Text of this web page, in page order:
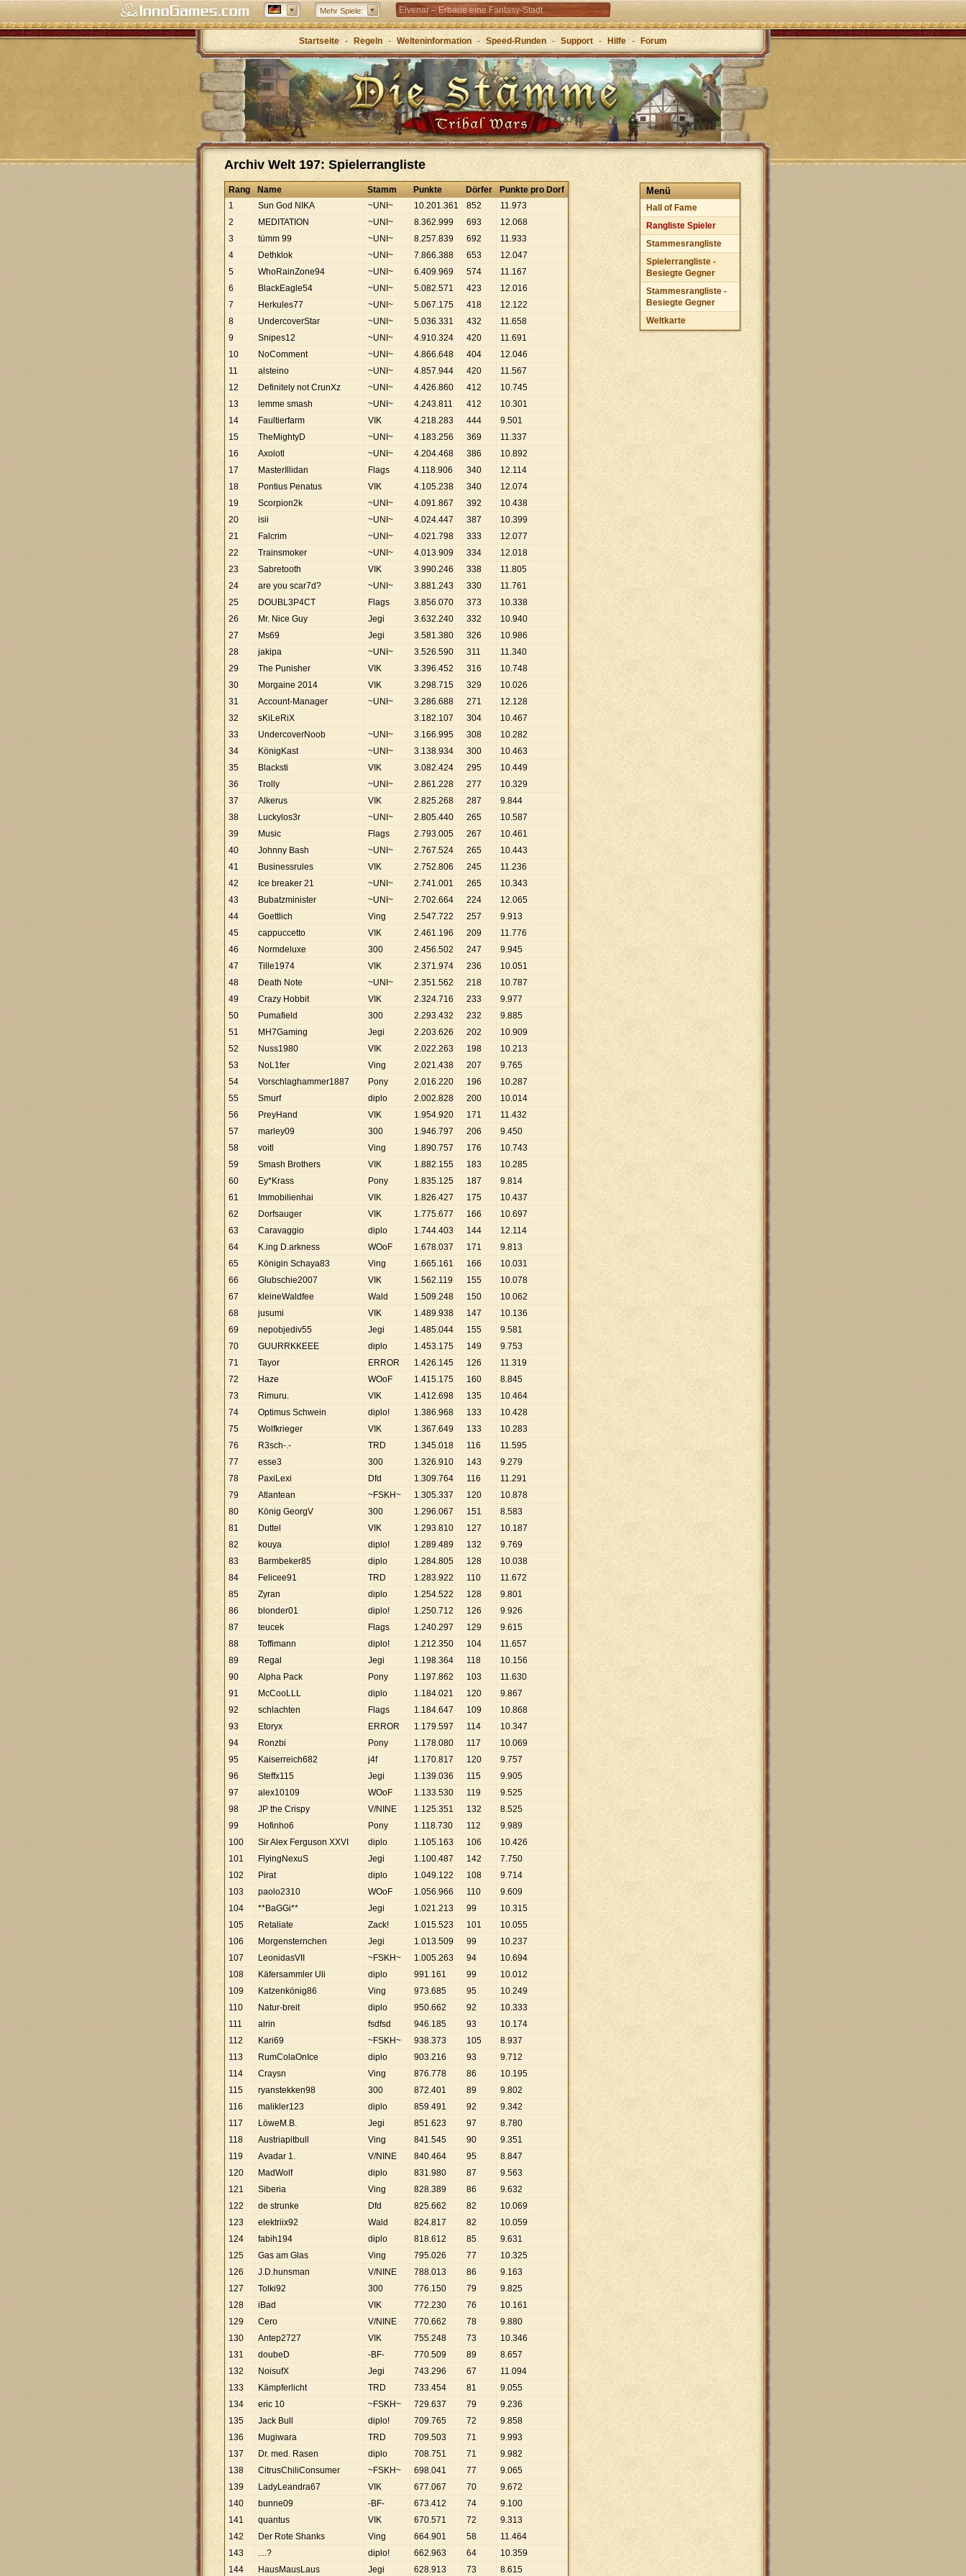
Mehr Spiele: Elvenar – Erbaue eine Fantasy-Stadt
Forge of Empires – Mit Strategie durch die Zeitalter
Grepolis – Erbaue dein Reich im antiken
Griechenland
Startseite - Regeln - Welteninformation - Speed-Runden - Support - Hilfe - Forum
Archiv Welt 197: Spielerrangliste
Menü
Hall of Fame
Rangliste Spieler
Stammesrangliste
Spielerrangliste -
Besiegte Gegner
Stammesrangliste -
Besiegte Gegner
Weltkarte
Rang Name Stamm Punkte Dörfer
Punkte pro Dorf
1
Sun God NIKA ~UNI~ 10.201.361 852 11.973
2
MEDITATION ~UNI~ 8.362.999 693 12.068
3
tümm 99 ~UNI~ 8.257.839 692 11.933
4
Dethklok ~UNI~ 7.866.388 653 12.047
5
WhoRainZone94 ~UNI~ 6.409.969 574 11.167
6
BlackEagle54 ~UNI~ 5.082.571 423 12.016
7
Herkules77 ~UNI~ 5.067.175 418 12.122
8
UndercoverStar ~UNI~ 5.036.331 432 11.658
9
Snipes12 ~UNI~ 4.910.324 420 11.691
10
NoComment ~UNI~ 4.866.648 404 12.046
11
alsteino ~UNI~ 4.857.944 420 11.567
12
Definitely not CrunXz ~UNI~ 4.426.860 412 10.745
13
lemme smash ~UNI~ 4.243.811 412 10.301
14
Faultierfarm VIK 4.218.283 444 9.501
15
TheMightyD ~UNI~ 4.183.256 369 11.337
16
Axolotl ~UNI~ 4.204.468 386 10.892
17
MasterIllidan Flags 4.118.906 340 12.114
18
Pontius Penatus VIK 4.105.238 340 12.074
19
Scorpion2k ~UNI~ 4.091.867 392 10.438
20
isii ~UNI~ 4.024.447 387 10.399
21
Falcrim ~UNI~ 4.021.798 333 12.077
22
Trainsmoker ~UNI~ 4.013.909 334 12.018
23
Sabretooth VIK 3.990.246 338 11.805
24
are you scar7d? ~UNI~ 3.881.243 330 11.761
25
DOUBL3P4CT Flags 3.856.070 373 10.338
26
Mr. Nice Guy Jegi 3.632.240 332 10.940
27
Ms69 Jegi 3.581.380 326 10.986
28
jakipa ~UNI~ 3.526.590 311 11.340
29
The Punisher VIK 3.396.452 316 10.748
30
Morgaine 2014 VIK 3.298.715 329 10.026
31
Account-Manager ~UNI~ 3.286.688 271 12.128
32
sKiLeRiX 3.182.107 304 10.467
33
UndercoverNoob ~UNI~ 3.166.995 308 10.282
34
KönigKast ~UNI~ 3.138.934 300 10.463
35
Blacksti VIK 3.082.424 295 10.449
36
Trolly ~UNI~ 2.861.228 277 10.329
37
Alkerus VIK 2.825.268 287 9.844
38
Luckylos3r ~UNI~ 2.805.440 265 10.587
39
Music Flags 2.793.005 267 10.461
40
Johnny Bash ~UNI~ 2.767.524 265 10.443
41
Businessrules VIK 2.752.806 245 11.236
42
Ice breaker 21 ~UNI~ 2.741.001 265 10.343
43
Bubatzminister ~UNI~ 2.702.664 224 12.065
44
Goettlich Ving 2.547.722 257 9.913
45
cappuccetto VIK 2.461.196 209 11.776
46
Normdeluxe 300 2.456.502 247 9.945
47
Tille1974 VIK 2.371.974 236 10.051
48
Death Note ~UNI~ 2.351.562 218 10.787
49
Crazy Hobbit VIK 2.324.716 233 9.977
50
Pumafield 300 2.293.432 232 9.885
51
MH7Gaming Jegi 2.203.626 202 10.909
52
Nuss1980 VIK 2.022.263 198 10.213
53
NoL1fer Ving 2.021.438 207 9.765
54
Vorschlaghammer1887 Pony 2.016.220 196 10.287
55
Smurf diplo 2.002.828 200 10.014
56
PreyHand VIK 1.954.920 171 11.432
57
marley09 300 1.946.797 206 9.450
58
voitl Ving 1.890.757 176 10.743
59
Smash Brothers VIK 1.882.155 183 10.285
60
Ey*Krass Pony 1.835.125 187 9.814
61
Immobilienhai VIK 1.826.427 175 10.437
62
Dorfsauger VIK 1.775.677 166 10.697
63
Caravaggio diplo 1.744.403 144 12.114
64
K.ing D.arkness WOoF 1.678.037 171 9.813
65
Königin Schaya83 Ving 1.665.161 166 10.031
66
Glubschie2007 VIK 1.562.119 155 10.078
67
kleineWaldfee Wald 1.509.248 150 10.062
68
jusumi VIK 1.489.938 147 10.136
69
nepobjediv55 Jegi 1.485.044 155 9.581
70
GUURRKKEEE diplo 1.453.175 149 9.753
71
Tayor ERROR 1.426.145 126 11.319
72
Haze WOoF 1.415.175 160 8.845
73
Rimuru. VIK 1.412.698 135 10.464
74
Optimus Schwein diplo! 1.386.968 133 10.428
75
Wolfkrieger VIK 1.367.649 133 10.283
76
R3sch-.- TRD 1.345.018 116 11.595
77
esse3 300 1.326.910 143 9.279
78
PaxiLexi Dfd 1.309.764 116 11.291
79
Atlantean ~FSKH~ 1.305.337 120 10.878
80
König GeorgV 300 1.296.067 151 8.583
81
Duttel VIK 1.293.810 127 10.187
82
kouya diplo! 1.289.489 132 9.769
83
Barmbeker85 diplo 1.284.805 128 10.038
84
Felicee91 TRD 1.283.922 110 11.672
85
Zyran diplo 1.254.522 128 9.801
86
blonder01 diplo! 1.250.712 126 9.926
87
teucek Flags 1.240.297 129 9.615
88
Toffimann diplo! 1.212.350 104 11.657
89
Regal Jegi 1.198.364 118 10.156
90
Alpha Pack Pony 1.197.862 103 11.630
91
McCooLLL diplo 1.184.021 120 9.867
92
schlachten Flags 1.184.647 109 10.868
93
Etoryx ERROR 1.179.597 114 10.347
94
Ronzbi Pony 1.178.080 117 10.069
95
Kaiserreich682 j4f 1.170.817 120 9.757
96
Steffx115 Jegi 1.139.036 115 9.905
97
alex10109 WOoF 1.133.530 119 9.525
98
JP the Crispy V/NINE 1.125.351 132 8.525
99
Hofinho6 Pony 1.118.730 112 9.989
100
Sir Alex Ferguson XXVI diplo 1.105.163 106 10.426
101
FlyingNexuS Jegi 1.100.487 142 7.750
102
Pirat diplo 1.049.122 108 9.714
103
paolo2310 WOoF 1.056.966 110 9.609
104
**BaGGi** Jegi 1.021.213 99 10.315
105
Retaliate Zack! 1.015.523 101 10.055
106
Morgensternchen Jegi 1.013.509 99 10.237
107
LeonidasVII ~FSKH~ 1.005.263 94 10.694
108
Käfersammler Uli diplo 991.161 99 10.012
109
Katzenkönig86 Ving 973.685 95 10.249
110
Natur-breit diplo 950.662 92 10.333
111
alrin fsdfsd 946.185 93 10.174
112
Kari69 ~FSKH~ 938.373 105 8.937
113
RumColaOnIce diplo 903.216 93 9.712
114
Craysn Ving 876.778 86 10.195
115
ryanstekken98 300 872.401 89 9.802
116
malikler123 diplo 859.491 92 9.342
117
LöweM.B. Jegi 851.623 97 8.780
118
Austriapitbull Ving 841.545 90 9.351
119
Avadar 1. V/NINE 840.464 95 8.847
120
MadWolf diplo 831.980 87 9.563
121
Siberia Ving 828.389 86 9.632
122
de strunke Dfd 825.662 82 10.069
123
elektriix92 Wald 824.817 82 10.059
124
fabih194 diplo 818.612 85 9.631
125
Gas am Glas Ving 795.026 77 10.325
126
J.D.hunsman V/NINE 788.013 86 9.163
127
Tolki92 300 776.150 79 9.825
128
iBad VIK 772.230 76 10.161
129
Cero V/NINE 770.662 78 9.880
130
Antep2727 VIK 755.248 73 10.346
131
doubeD -BF- 770.509 89 8.657
132
NoisufX Jegi 743.296 67 11.094
133
Kämpferlicht TRD 733.454 81 9.055
134
eric 10 ~FSKH~ 729.637 79 9.236
135
Jack Bull diplo! 709.765 72 9.858
136
Mugiwara TRD 709.503 71 9.993
137
Dr. med. Rasen diplo 708.751 71 9.982
138
CitrusChiliConsumer ~FSKH~ 698.041 77 9.065
139
LadyLeandra67 VIK 677.067 70 9.672
140
bunne09 -BF- 673.412 74 9.100
141
quantus VIK 670.571 72 9.313
142
Der Rote Shanks Ving 664.901 58 11.464
143
....? diplo! 662.963 64 10.359
144
HausMausLaus Jegi 628.913 73 8.615